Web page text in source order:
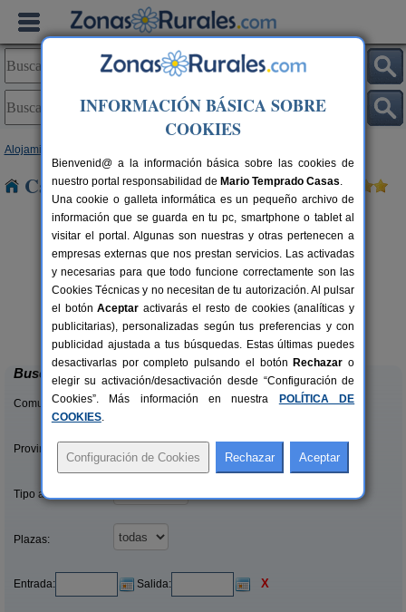
Alojamientos
Casas Rurales cerca de Fontefria
4+1 pers.
desde25 €
Apartamentos Vía Nova
Lobios (Ourense)
Buscar
Comunidades:
Provincias/Islas:
Tipo alquiler:
Plazas:
Entrada: Salida: X
INFORMACIÓN BÁSICA SOBRE
COOKIES
Bienvenid@ a la información básica sobre las cookies de
nuestro portal responsabilidad de Mario Temprado Casas.
Una cookie o galleta informática es un pequeño archivo de
información que se guarda en tu pc, smartphone o tablet al
visitar el portal. Algunas son nuestras y otras pertenecen a
empresas externas que nos prestan servicios. Las activadas
y necesarias para que todo funcione correctamente son las
Cookies Técnicas y no necesitan de tu autorización. Al pulsar
el botónAceptar activarás el resto de cookies (analíticas y
publicitarias), personalizadas según tus preferencias y con
publicidad ajustada a tus búsquedas. Estas últimas puedes
desactivarlas por completo pulsando el botón Rechazar o
elegir su activación/desactivación desde “Configuración de
Cookies”. Más información en nuestra
POLÍTICA DE
COOKIES.